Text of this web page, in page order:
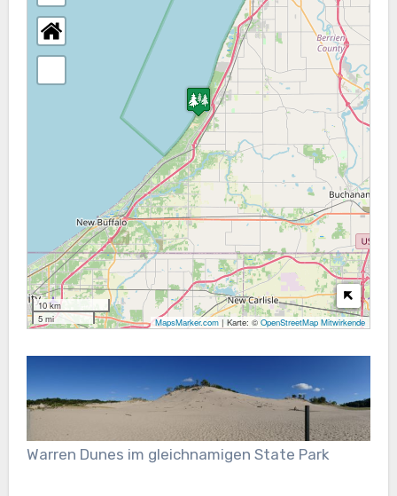
10 km
5 mi
MapsMarker.com | Karte: ©OpenStreetMap Mitwirkende
Warren Dunes im gleichnamigen State Park